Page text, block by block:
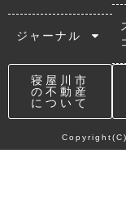
ジャーナル
寝屋川市
の不動産
について